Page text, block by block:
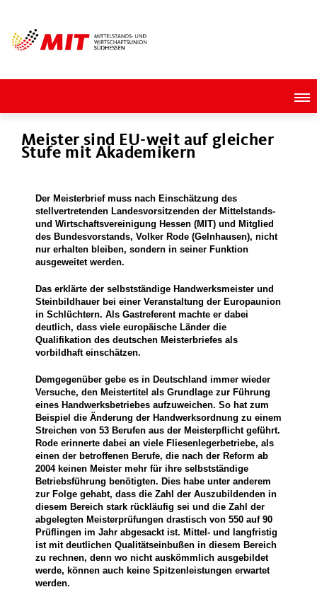
Meister sind EU-weit auf gleicher
Stufe mit Akademikern
Der Meisterbrief muss nach Einschätzung des
stellvertretenden Landesvorsitzenden der Mittelstands-
und Wirtschaftsvereinigung Hessen (MIT) und Mitglied
des Bundesvorstands, Volker Rode (Gelnhausen), nicht
nur erhalten bleiben, sondern in seiner Funktion
ausgeweitet werden.
Das erklärte der selbstständige Handwerksmeister und
Steinbildhauer bei einer Veranstaltung der Europaunion
in Schlüchtern. Als Gastreferent machte er dabei
deutlich, dass viele europäische Länder die
Qualifikation des deutschen Meisterbriefes als
vorbildhaft einschätzen.
Demgegenüber gebe es in Deutschland immer wieder
Versuche, den Meistertitel als Grundlage zur Führung
eines Handwerksbetriebes aufzuweichen. So hat zum
Beispiel die Änderung der Handwerksordnung zu einem
Streichen von 53 Berufen aus der Meisterpflicht geführt.
Rode erinnerte dabei an viele Fliesenlegerbetriebe, als
einen der betroffenen Berufe, die nach der Reform ab
2004 keinen Meister mehr für ihre selbstständige
Betriebsführung benötigten. Dies habe unter anderem
zur Folge gehabt, dass die Zahl der Auszubildenden in
diesem Bereich stark rückläufig sei und die Zahl der
abgelegten Meisterprüfungen drastisch von 550 auf 90
Prüflingen im Jahr abgesackt ist. Mittel- und langfristig
ist mit deutlichen Qualitätseinbußen in diesem Bereich
zu rechnen, denn wo nicht auskömmlich ausgebildet
werde, können auch keine Spitzenleistungen erwartet
werden.